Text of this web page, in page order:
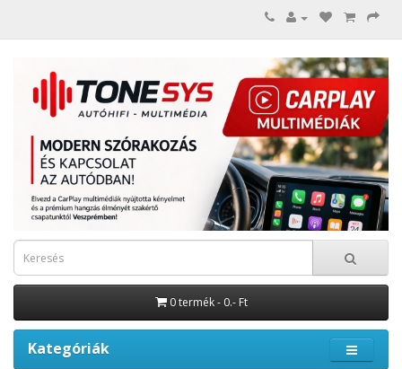
0 termék - 0.- Ft
Kategóriák